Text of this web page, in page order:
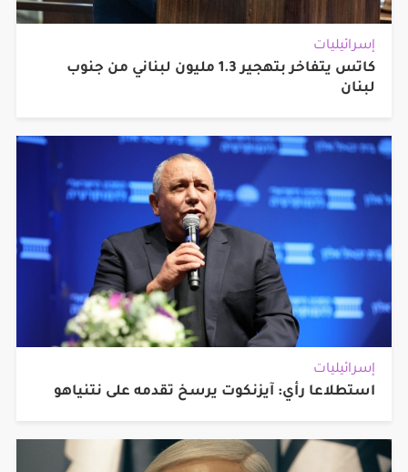
إسرائيليات
كاتس يتفاخر بتهجير 1.3 مليون لبناني من جنوب
لبنان
إسرائيليات
استطلاعا رأي: آيزنكوت يرسخ تقدمه على نتنياهو